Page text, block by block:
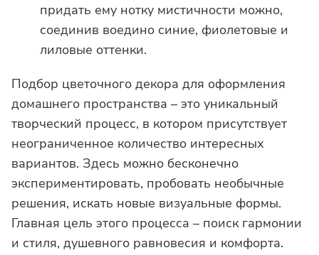
придать ему нотку мистичности можно,
соединив воедино синие, фиолетовые и
лиловые оттенки.
Подбор цветочного декора для оформления
домашнего пространства – это уникальный
творческий процесс, в котором присутствует
неограниченное количество интересных
вариантов. Здесь можно бесконечно
экспериментировать, пробовать необычные
решения, искать новые визуальные формы.
Главная цель этого процесса – поиск гармонии
и стиля, душевного равновесия и комфорта.